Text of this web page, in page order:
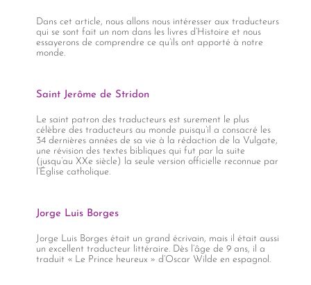
Dans cet article, nous allons nous intéresser aux traducteurs
qui se sont fait un nom dans les livres d’Histoire et nous
essayerons de comprendre ce qu’ils ont apporté à notre
monde.
Saint Jerôme de Stridon
Le saint patron des traducteurs est surement le plus
célèbre des traducteurs au monde puisqu’il a consacré les
34 dernières années de sa vie à la rédaction de la Vulgate,
une révision des textes bibliques qui fut par la suite
(jusqu’au XXe siècle) la seule version officielle reconnue par
l’Église catholique.
Jorge Luis Borges
Jorge Luis Borges était un grand écrivain, mais il était aussi
un excellent traducteur littéraire. Dès l’âge de 9 ans, il a
traduit « Le Prince heureux » d’Oscar Wilde en espagnol.